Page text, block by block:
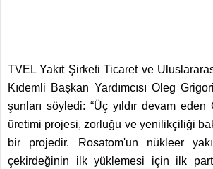
TVEL Yakıt Şirketi Ticaret ve
Kıdemli Başkan Yardımcısı Oleg
şunları söyledi: “Üç yıldır devam
üretimi projesi, zorluğu ve yenilikçiliği
bir projedir. Rosatom'un nükleer
çekirdeğinin ilk yüklemesi için ilk